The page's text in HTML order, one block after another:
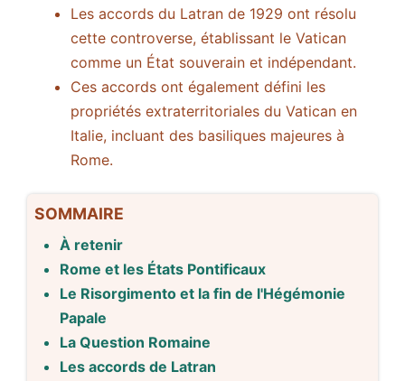
Les accords du Latran de 1929 ont résolu
cette controverse, établissant le Vatican
comme un État souverain et indépendant.
Ces accords ont également défini les
propriétés extraterritoriales du Vatican en
Italie, incluant des basiliques majeures à
Rome.
SOMMAIRE
À retenir
Rome et les États Pontificaux
Le Risorgimento et la fin de l'Hégémonie
Papale
La Question Romaine
Les accords de Latran